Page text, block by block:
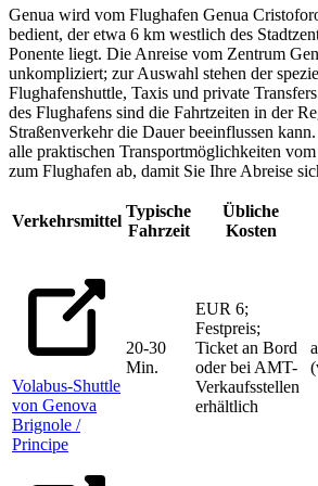
Genua wird vom Flughafen Genua
bedient, der etwa 6 km westlich des
Ponente liegt. Die Anreise vom Zentrum
unkompliziert; zur Auswahl stehen der
Flughafenshuttle, Taxis und private
des Flughafens sind die Fahrtzeiten in der
Straßenverkehr die Dauer beeinflussen
alle praktischen Transportmöglichkeiten
zum Flughafen ab, damit Sie Ihre Abreise
Verkehrsmittel
Typische
Fahrzeit
Übliche
Kosten
Volabus-Shuttle
von Genova
Brignole /
Principe
20-30
Min.
EUR 6;
Festpreis;
Ticket an Bord
oder bei AMT-
Verkaufsstellen
erhältlich